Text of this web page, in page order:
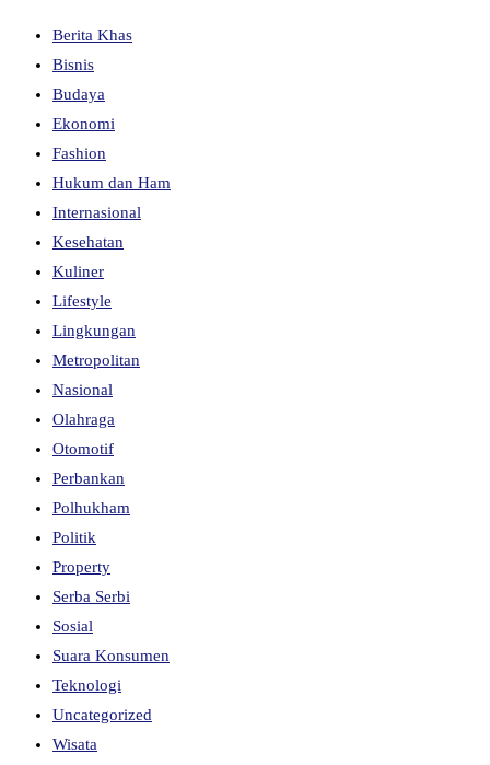
Berita Khas
Bisnis
Budaya
Ekonomi
Fashion
Hukum dan Ham
Internasional
Kesehatan
Kuliner
Lifestyle
Lingkungan
Metropolitan
Nasional
Olahraga
Otomotif
Perbankan
Polhukham
Politik
Property
Serba Serbi
Sosial
Suara Konsumen
Teknologi
Uncategorized
Wisata